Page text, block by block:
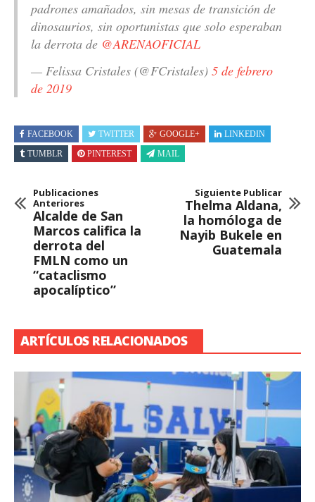
padrones amañados, sin mesas de transición de
dinosaurios, sin oportunistas que solo esperaban
la derrota de @ARENAOFICIAL
— Felissa Cristales (@FCristales) 5 de febrero
de 2019
FACEBOOK TWITTER GOOGLE+
LINKEDIN
TUMBLR
PINTEREST MAIL
Publicaciones
Anteriores
Alcalde de San
Marcos califica la
derrota del
FMLN como un
“cataclismo
apocalíptico”
Siguiente Publicar
Thelma Aldana,
la homóloga de
Nayib Bukele en
Guatemala
ARTÍCULOS RELACIONADOS